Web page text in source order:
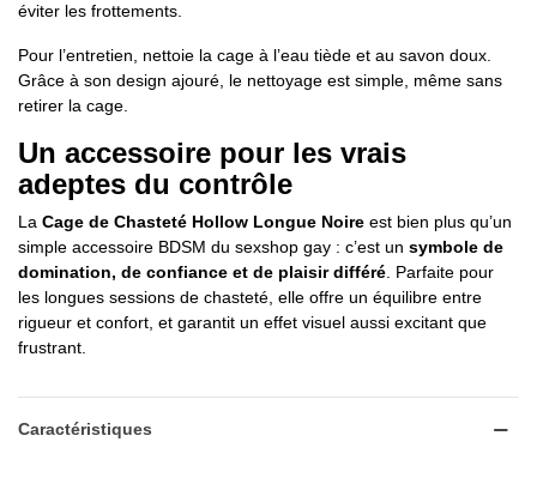
éviter les frottements.
Pour l’entretien, nettoie la cage à l’eau tiède et au savon doux.
Grâce à son design ajouré, le nettoyage est simple, même sans
retirer la cage.
Un accessoire pour les vrais
adeptes du contrôle
La Cage de Chasteté Hollow Longue Noire est bien plus qu’un
simple accessoire BDSM du sexshop gay : c’est un symbole de
domination, de confiance et de plaisir différé . Parfaite pour
les longues sessions de chasteté, elle offre un équilibre entre
rigueur et confort, et garantit un effet visuel aussi excitant que
frustrant.
Caractéristiques